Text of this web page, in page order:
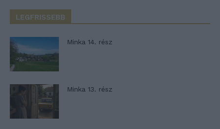
LEGFRISSEBB
Minka 14. rész
Minka 13. rész